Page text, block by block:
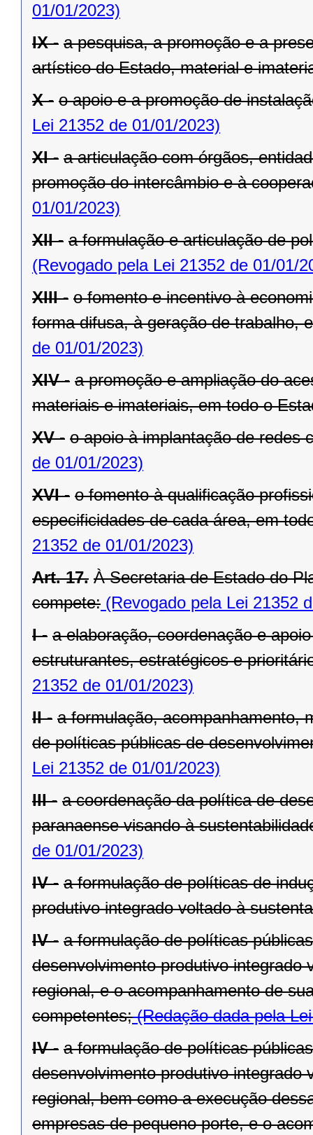
01/01/2023)
IX - a pesquisa, a promoção e a
artístico do Estado, material e
X - o apoio e a promoção de
Lei 21352 de 01/01/2023)
XI - a articulação com órgãos,
promoção do intercâmbio e à
01/01/2023)
XII - a formulação e articulação de
(Revogado pela Lei 21352 de 01/01/
XIII - o fomento e incentivo à
forma difusa, à geração de trabalho,
de 01/01/2023)
XIV - a promoção e ampliação do
materiais e imateriais, em todo o
XV - o apoio à implantação de redes
de 01/01/2023)
XVI - o fomento à qualificação
especificidades de cada área, em
21352 de 01/01/2023)
Art. 17. À Secretaria de Estado do
compete: (Revogado pela Lei 21352
I - a elaboração, coordenação e
estruturantes, estratégicos e
21352 de 01/01/2023)
II - a formulação, acompanhamento,
de políticas públicas de
Lei 21352 de 01/01/2023)
III - a coordenação da política de
paranaense visando à
de 01/01/2023)
IV - a formulação de políticas de
produtivo integrado voltado à
IV - a formulação de políticas
desenvolvimento produtivo integrado
regional, e o acompanhamento de
competentes;(Redação dada pela
IV - a formulação de políticas
desenvolvimento produtivo integrado
regional, bem como a execução
empresas de pequeno porte, e o